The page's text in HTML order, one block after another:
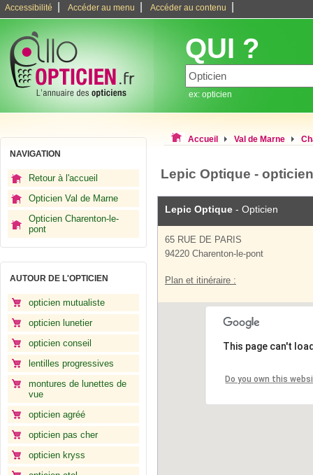
Accessibilité Accéder au menu Accéder au contenu
QUI ?
ex: opticien
NAVIGATION
Retour à l'accueil
Opticien Val de Marne
Opticien Charenton-le-
pont
AUTOUR DE L'OPTICIEN
opticien mutualiste
opticien lunetier
opticien conseil
lentilles progressives
montures de lunettes de
vue
opticien agréé
opticien pas cher
opticien kryss
Accueil Val de Marne
Lepic Optique -
Lepic Optique - Opticien
65 RUE DE PARIS
94220 Charenton-le-pont
Plan et itinéraire :
This page can't
Do you own this